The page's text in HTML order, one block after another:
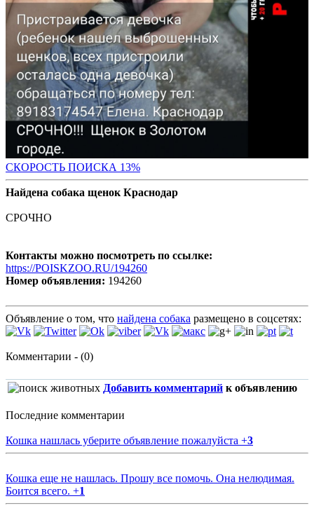
СКОРОСТЬ ПОИСКА 13%
Найдена собака щенок Краснодар
СРОЧНО
Контакты можно посмотреть по ссылке:
https://POISKZOO.RU/194260
Номер объявления: 194260
Объявление о том, что найдена собака размещено в соцсетях:
Комментарии - (0)
Добавить комментарий к объявлению
Последние комментарии
Кошка нашлась уберите объявление пожалуйста +3
Кошка еще не нашлась. Прошу все помочь. Она нелюдимая.
Боится всего. +1